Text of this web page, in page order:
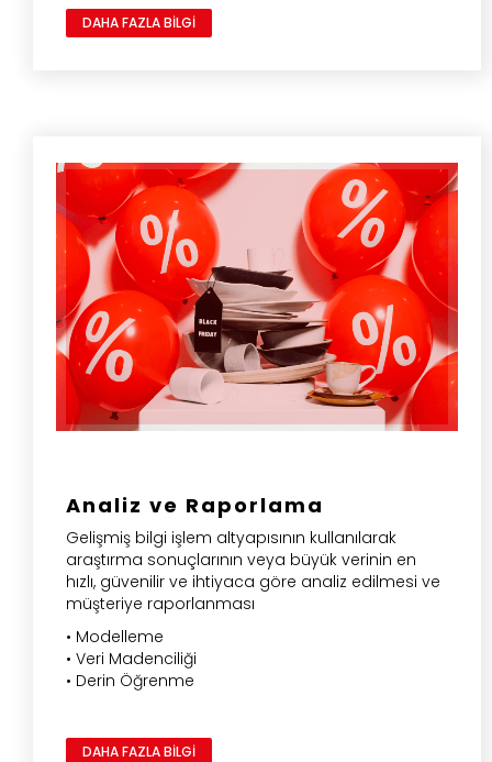
DAHA FAZLA BİLGİ
Analiz ve Raporlama
Gelişmiş bilgi işlem altyapısının kullanılarak
araştırma sonuçlarının veya büyük verinin en
hızlı, güvenilir ve ihtiyaca göre analiz edilmesi ve
müşteriye raporlanması
• Modelleme
• Veri Madenciliği
• Derin Öğrenme
DAHA FAZLA BİLGİ